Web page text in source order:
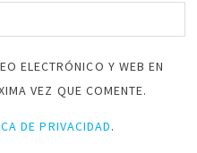
ELECTRÓNICO Y WEB EN
VEZ QUE COMENTE.
DE PRIVACIDAD.